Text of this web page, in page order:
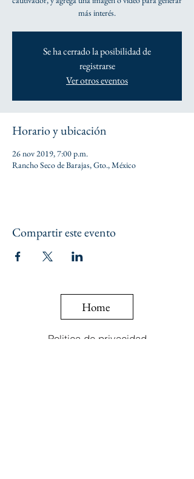
más interés.
Se ha cerrado la posibilidad de
registrarse
Ver otros eventos
Horario y ubicación
26 nov 2019, 7:00 p.m.
Rancho Seco de Barajas, Gto., México
Compartir este evento
Home
Politica de privacidad